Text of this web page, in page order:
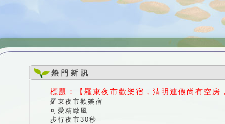
標題：【羅東夜市歡樂宿，清明連假尚有空房
羅東夜市歡樂宿
可愛精緻風
步行夜市30秒